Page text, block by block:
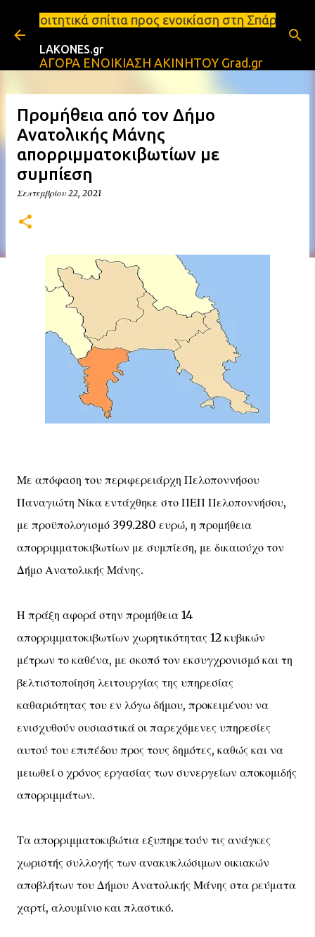
Μετάβαση στο κύριο περιεχόμενο
προς ενοικίαση στη Σπάρτη Ενοικιάσεις
LAKONES.gr
ΑΓΟΡΑ ΕΝΟΙΚΙΑΣΗ ΑΚΙΝΗΤΟΥ Grad.gr
Προμήθεια από τον Δήμο
Ανατολικής Μάνης
απορριμματοκιβωτίων με
συμπίεση
Σεπτεμβρίου 22, 2021
Με απόφαση του περιφερειάρχη Πελοποννήσου
Παναγιώτη Νίκα εντάχθηκε στο ΠΕΠ Πελοποννήσου,
με προϋπολογισμό 399.280 ευρώ, η προμήθεια
απορριμματοκιβωτίων με συμπίεση, με δικαιούχο τον
Δήμο Ανατολικής Μάνης.
Η πράξη αφορά στην προμήθεια 14
απορριμματοκιβωτίων χωρητικότητας 12 κυβικών
μέτρων το καθένα, με σκοπό τον εκσυγχρονισμό και τη
βελτιστοποίηση λειτουργίας της υπηρεσίας
καθαριότητας του εν λόγω δήμου, προκειμένου να
ενισχυθούν ουσιαστικά οι παρεχόμενες υπηρεσίες
αυτού του επιπέδου προς τους δημότες, καθώς και να
μειωθεί ο χρόνος εργασίας των συνεργείων αποκομιδής
απορριμμάτων.
Τα απορριμματοκιβώτια εξυπηρετούν τις ανάγκες
χωριστής συλλογής των ανακυκλώσιμων οικιακών
αποβλήτων του Δήμου Ανατολικής Μάνης στα ρεύματα
χαρτί, αλουμίνιο και πλαστικό.